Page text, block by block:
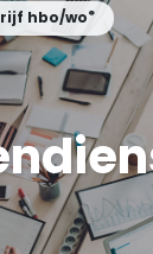
hbo/wo®